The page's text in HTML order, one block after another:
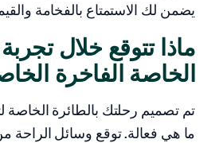
يضمن لك الاستمتاع بالفخامة
ماذا تتوقع خلال
الخاصة الفاخرة
تم تصميم رحلتك بالطائرة الخاصة
ما هي فعالة. توقع وسائل الراحة